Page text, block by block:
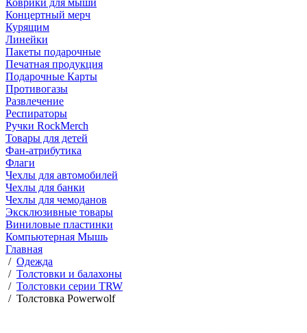
Коврики для мыши
Концертный мерч
Курящим
Линейки
Пакеты подарочные
Печатная продукция
Подарочные Карты
Противогазы
Развлечение
Респираторы
Ручки RockMerch
Товары для детей
Фан-атрибутика
Флаги
Чехлы для автомобилей
Чехлы для банки
Чехлы для чемоданов
Эксклюзивные товары
Виниловые пластинки
Компьютерная Мышь
Главная
/ Одежда
/ Толстовки и балахоны
/ Толстовки серии TRW
/ Толстовка Powerwolf